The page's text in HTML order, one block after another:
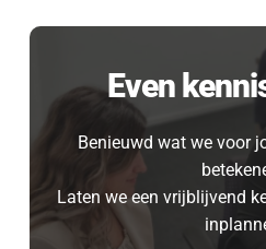
Even
[blocksy-content-block
Even
Benieuwd wat we voor
Laten we een vrijblijvend